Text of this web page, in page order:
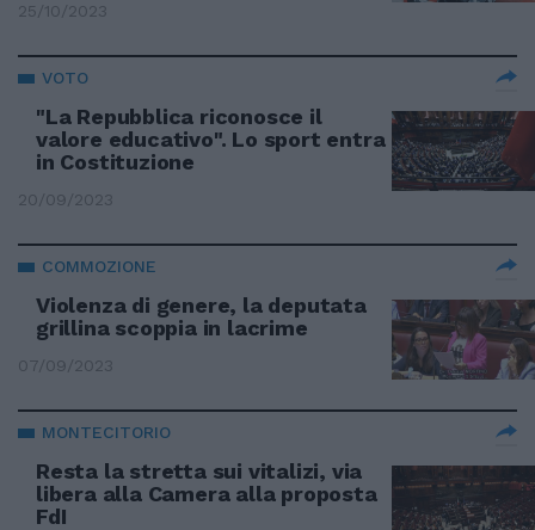
25/10/2023
VOTO
"La Repubblica riconosce il
valore educativo". Lo sport entra
in Costituzione
20/09/2023
COMMOZIONE
Violenza di genere, la deputata
grillina scoppia in lacrime
07/09/2023
MONTECITORIO
Resta la stretta sui vitalizi, via
libera alla Camera alla proposta
FdI